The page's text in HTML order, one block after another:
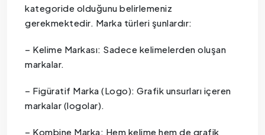
kategoride olduğunu belirlemeniz
gerekmektedir. Marka türleri şunlardır:
– Kelime Markası: Sadece kelimelerden oluşan
markalar.
– Figüratif Marka (Logo): Grafik unsurları içeren
markalar (logolar).
– Kombine Marka: Hem kelime hem de grafik